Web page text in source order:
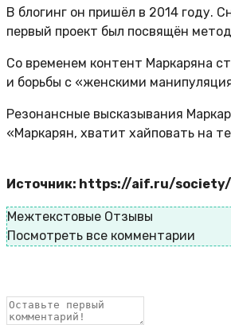
В блогинг он пришёл в 2014 году.
первый проект был посвящён
Со временем контент Маркаряна
и борьбы с «женскими
Резонансные высказывания
«Маркарян, хватит хайповать на
Источник: https://aif.ru/
Межтекстовые Отзывы
Посмотреть все комментарии